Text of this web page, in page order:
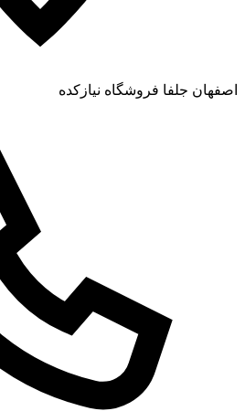
اصفهان جلفا فروشگاه نیازکده